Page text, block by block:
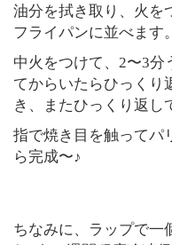
油分を拭き取り、火
フライパンに並べます。
中火をつけて、2〜3分
てからいたらひっくり
き、またひっくり返し
指で焼き目を触ってパ
ら完成〜♪
ちなみに、ラップで一